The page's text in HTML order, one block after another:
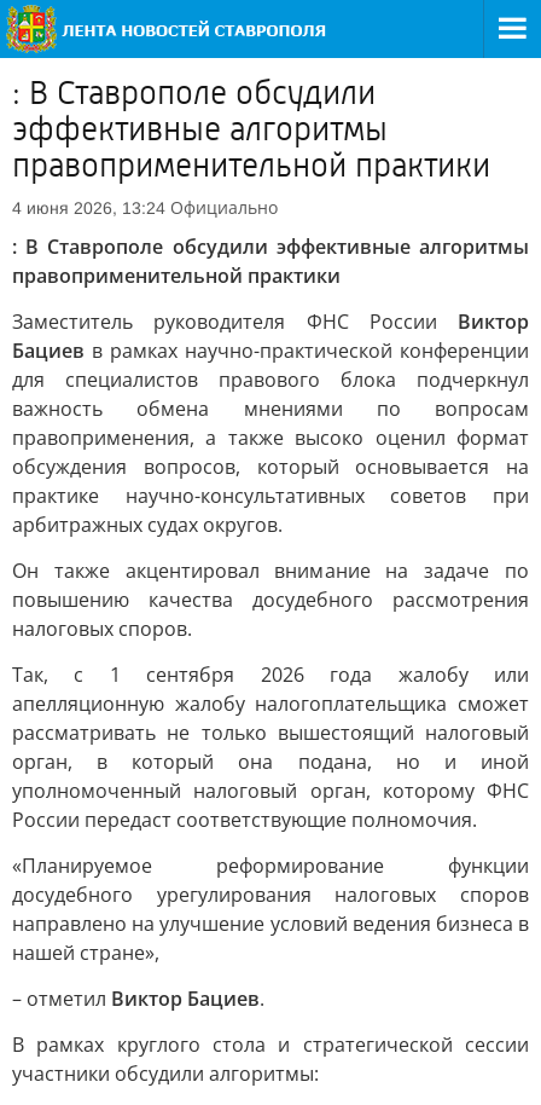
: В Ставрополе обсудили
эффективные алгоритмы
правоприменительной практики
4 июня 2026, 13:24 Официально
: В Ставрополе обсудили эффективные алгоритмы
правоприменительной практики
Заместитель руководителя ФНС России Виктор
Бациев в рамках научно-практической конференции
для специалистов правового блока подчеркнул
важность обмена мнениями по вопросам
правоприменения, а также высоко оценил формат
обсуждения вопросов, который основывается на
практике научно-консультативных советов при
арбитражных судах округов.
Он также акцентировал внимание на задаче по
повышению качества досудебного рассмотрения
налоговых споров.
Так, с 1 сентября 2026 года жалобу или
апелляционную жалобу налогоплательщика сможет
рассматривать не только вышестоящий налоговый
орган, в который она подана, но и иной
уполномоченный налоговый орган, которому ФНС
России передаст соответствующие полномочия.
«Планируемое реформирование функции
досудебного урегулирования налоговых споров
направлено на улучшение условий ведения бизнеса в
нашей стране»,
– отметил Виктор Бациев.
В рамках круглого стола и стратегической сессии
участники обсудили алгоритмы: